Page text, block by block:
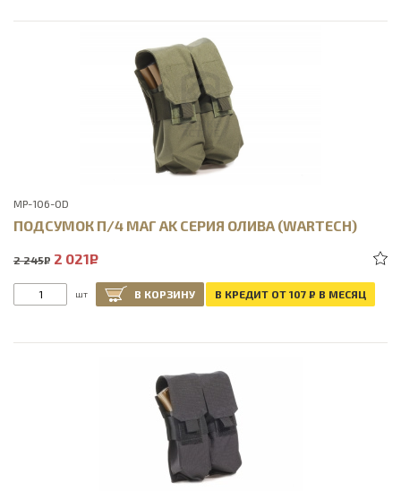
MP-106-OD
ПОДСУМОК П/4 МАГ AK СЕРИЯ ОЛИВА (WARTECH)
2 245Р 2 021Р
шт В КОРЗИНУ В КРЕДИТ ОТ 107 Р В МЕСЯЦ